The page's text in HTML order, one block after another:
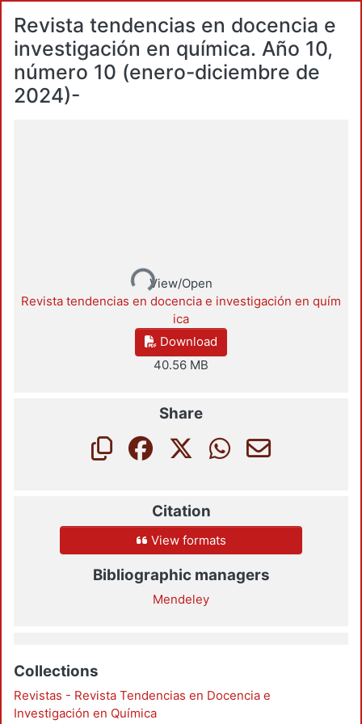
Revista tendencias en docencia e
investigación en química. Año 10,
número 10 (enero-diciembre de
2024)-
Loading...View/Open
Revista tendencias en docencia e investigación en quím
ica
Download
40.56 MB
Share
Citation
View formats
Bibliographic managers
Mendeley
Collections
Revistas - Revista Tendencias en Docencia e
Investigación en Química